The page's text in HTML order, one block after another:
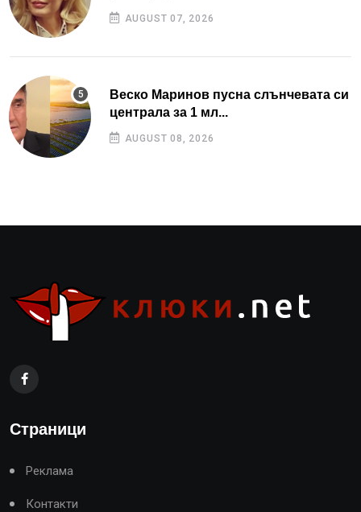
AUGUST 07, 2026
Веско Маринов пусна слънчевата си
централа за 1 мл...
AUGUST 08, 2026
Страници
Реклама
Контакти